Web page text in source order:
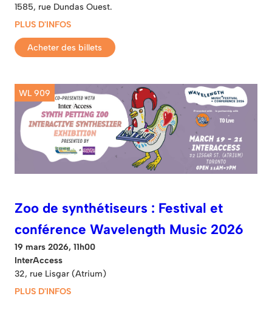
1585, rue Dundas Ouest.
PLUS D'INFOS
Acheter des billets
WL 909
Zoo de synthétiseurs : Festival et
conférence Wavelength Music 2026
19 mars 2026, 11h00
InterAccess
32, rue Lisgar (Atrium)
PLUS D'INFOS